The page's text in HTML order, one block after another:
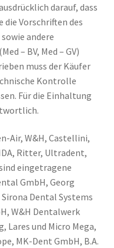
darauf, dass
Vorschriften des
andere
– BV, Med – GV)
muss der Käufer
Kontrolle
Für die Einhaltung
Air, W&H, Castellini,
Ritter, Ultradent,
eingetragene
GmbH, Georg
Dental Systems
W&H Dentalwerk
Lares und Micro Mega,
MK-Dent GmbH, B.A.